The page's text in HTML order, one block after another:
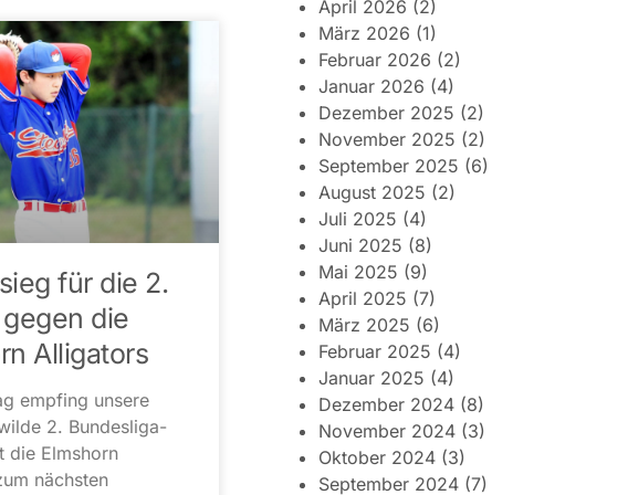
für die 2.
die
Alligators
empfing unsere
2. Bundesliga-
die Elmshorn
nächsten
April 2026 (2)
März 2026 (1)
Februar 2026 (2)
Januar 2026 (4)
Dezember 2025 (2)
November 2025 (2)
September 2025 (6)
August 2025 (2)
Juli 2025 (4)
Juni 2025 (8)
Mai 2025 (9)
April 2025 (7)
März 2025 (6)
Februar 2025 (4)
Januar 2025 (4)
Dezember 2024 (8)
November 2024 (3)
Oktober 2024 (3)
September 2024 (7)